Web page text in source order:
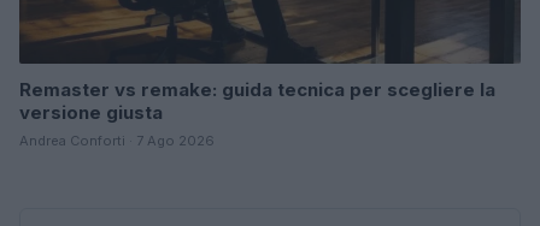
Remaster vs remake: guida tecnica per scegliere la
versione giusta
Andrea Conforti · 7 Ago 2026